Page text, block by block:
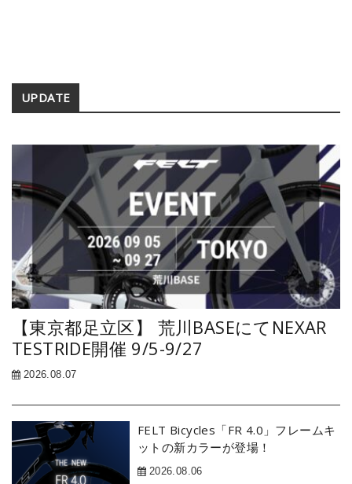
Secondary
UPDATE
【東京都足立区】 荒川BASEにてNEXAR
TESTRIDE開催 9/5-9/27
2026.08.07
FELT Bicycles「FR 4.0」フレームキ
ットの新カラーが登場！
2026.08.06